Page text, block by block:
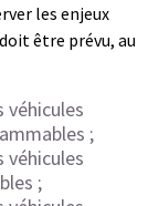
les enjeux
être prévu, au
véhicules
;
véhicules
;